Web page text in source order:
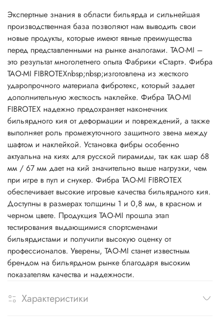
Экспертные знания в области бильярда и сильнейшая
производственная база позволяют нам выводить свои
новые продукты, которые имеют явные преимущества
перед представленными на рынке аналогами. TAO-MI –
это результат многолетнего опыта Фабрики «Старт». Фибра
TAO-MI FIBROTEXnbsp;nbsp;изготовлена из жесткого
ударопрочного материала фибротекс, который задает
дополнительную жесткость наклейке. Фибра TAO-MI
FIBROTEX надежно предохраняет наконечник
бильярдного кия от деформации и повреждений, а также
выполняет роль промежуточного защитного звена между
шафтом и наклейкой. Установка фибры особенно
актуальна на киях для русской пирамиды, так как шар 68
мм / 67 мм дает на кий значительно выше нагрузки, чем
при игре в пул и снукер. Фибра TAO-MI FIBROTEX
обеспечивает высокие игровые качества бильярдного кия.
Доступны в размерах толщины 1 и 0,8 мм, в красном и
черном цвете. Продукция TAO-MI прошла этап
тестирования выдающимися спортсменами
бильярдистами и получили высокую оценку от
профессионалов. Уверены, TAO-MI станет известным
брендом на бильярдном рынке благодаря высоким
показателям качества и надежности.
Характеристики